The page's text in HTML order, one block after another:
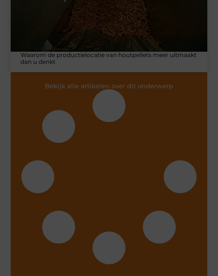
Waarom de productielocatie van houtpellets meer uitmaakt
dan u denkt
Bekijk alle artikelen over dit onderwerp